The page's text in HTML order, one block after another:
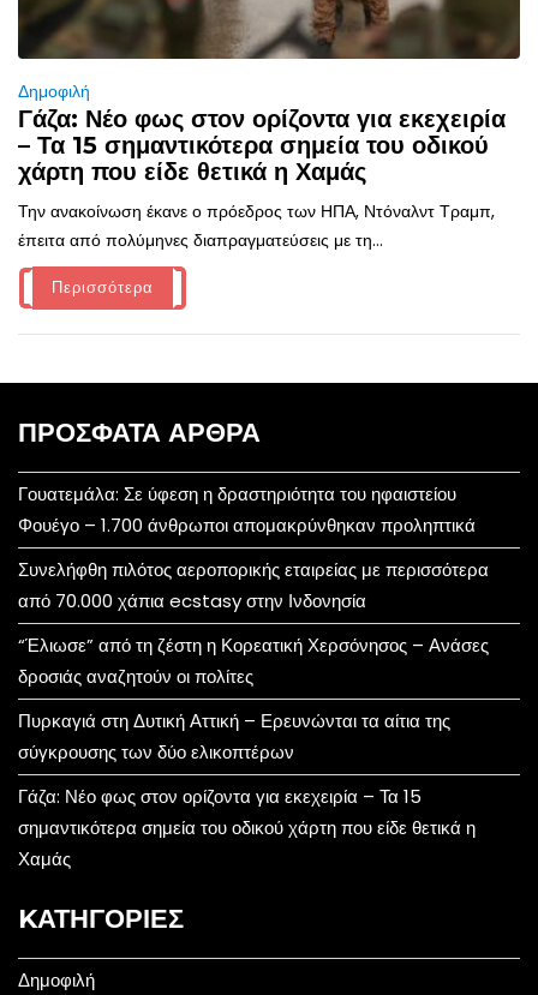
Δημοφιλή
Γάζα: Νέο φως στον ορίζοντα για εκεχειρία
– Τα 15 σημαντικότερα σημεία του οδικού
χάρτη που είδε θετικά η Χαμάς
Την ανακοίνωση έκανε ο πρόεδρος των ΗΠΑ, Ντόναλντ Τραμπ,
έπειτα από πολύμηνες διαπραγματεύσεις με τη...
Περισσότερα
ΠΡΌΣΦΑΤΑ ΆΡΘΡΑ
Γουατεμάλα: Σε ύφεση η δραστηριότητα του ηφαιστείου
Φουέγο – 1.700 άνθρωποι απομακρύνθηκαν προληπτικά
Συνελήφθη πιλότος αεροπορικής εταιρείας με περισσότερα
από 70.000 χάπια ecstasy στην Ινδονησία
“Έλιωσε” από τη ζέστη η Κορεατική Χερσόνησος – Ανάσες
δροσιάς αναζητούν οι πολίτες
Πυρκαγιά στη Δυτική Αττική – Ερευνώνται τα αίτια της
σύγκρουσης των δύο ελικοπτέρων
Γάζα: Νέο φως στον ορίζοντα για εκεχειρία – Τα 15
σημαντικότερα σημεία του οδικού χάρτη που είδε θετικά η
Χαμάς
KΑΤΗΓΟΡΊΕΣ
Δημοφιλή